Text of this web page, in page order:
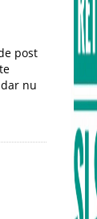
post
nu